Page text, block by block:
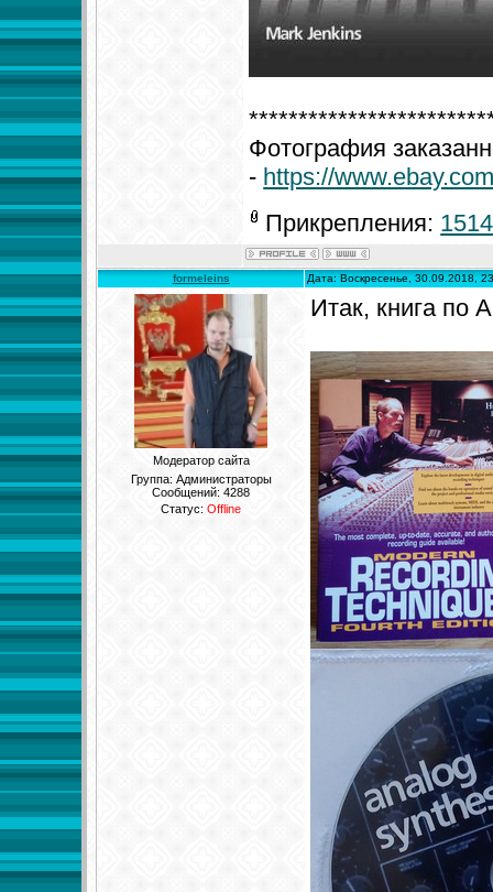
Фотография
- https://
Прикрепления:
formeleins Дата: Воскресенье, 30.09.2018,
Модератор сайта
Группа: Администраторы
Сообщений:4288
Статус:Offline
Итак, книга по